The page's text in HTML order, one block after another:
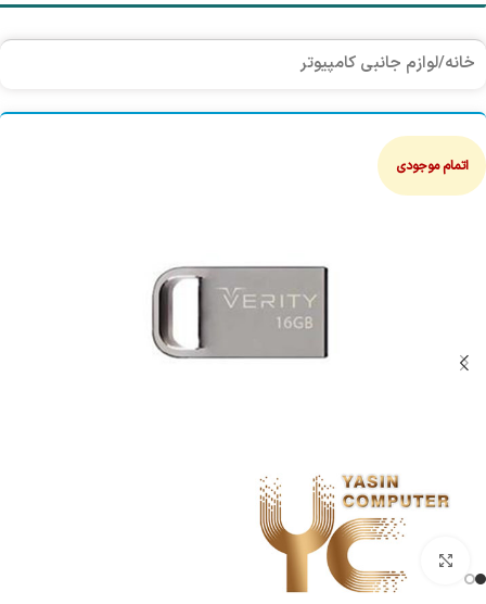
خانه/لوازم جانبی کامپیوتر
اتمام موجودی
بزرگنمایی تصویر